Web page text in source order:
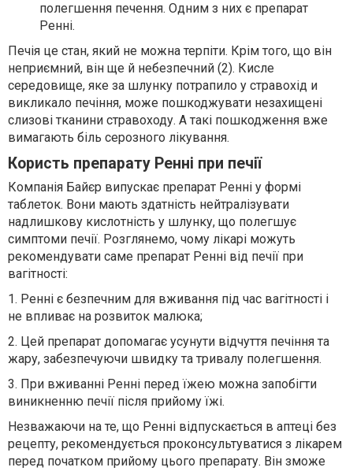
полегшення печення. Одним з них є препарат
Ренні.
Печія це стан, який не можна терпіти. Крім того, що він
неприємний, він ще й небезпечний (2). Кисле
середовище, яке за шлунку потрапило у стравохід и
викликало печіння, може пошкоджувати незахищені
слизові тканини стравоходу. А такі пошкодження вже
вимагають біль серозного лікування.
Користь препарату Ренні при печії
Компанія Байєр випускає препарат Ренні у формі
таблеток. Вони мають здатність нейтралізувати
надлишкову кислотність у шлунку, що полегшує
симптоми печії. Розглянемо, чому лікарі можуть
рекомендувати саме препарат Ренні від печії при
вагітності:
1. Ренні є безпечним для вживання під час вагітності і
не впливає на розвиток малюка;
2. Цей препарат допомагає усунути відчуття печіння та
жару, забезпечуючи швидку та тривалу полегшення.
3. При вживанні Ренні перед їжею можна запобігти
виникненню печії після прийому їжі.
Незважаючи на те, що Ренні відпускається в аптеці без
рецепту, рекомендується проконсультуватися з лікарем
перед початком прийому цього препарату. Він зможе